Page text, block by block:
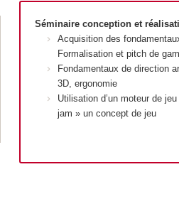
Séminaire conception et
Acquisition des
Formalisation et pitch de
Fondamentaux de direction
3D, ergonomie
Utilisation d’un moteur de
jam » un concept de jeu